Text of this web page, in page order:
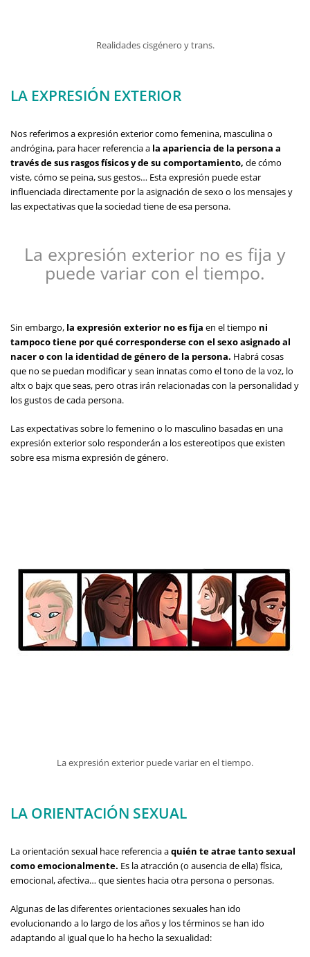
Realidades cisgénero y trans.
LA EXPRESIÓN EXTERIOR
Nos referimos a expresión exterior como femenina, masculina o
andrógina, para hacer referencia a la apariencia de la persona a
través de sus rasgos físicos y de su comportamiento, de cómo
viste, cómo se peina, sus gestos… Esta expresión puede estar
influenciada directamente por la asignación de sexo o los mensajes y
las expectativas que la sociedad tiene de esa persona.
La expresión exterior no es fija y
puede variar con el tiempo.
Sin embargo, la expresión exterior no es fija en el tiempo ni
tampoco tiene por qué corresponderse con el sexo asignado al
nacer o con la identidad de género de la persona. Habrá cosas
que no se puedan modificar y sean innatas como el tono de la voz, lo
altx o bajx que seas, pero otras irán relacionadas con la personalidad y
los gustos de cada persona.
Las expectativas sobre lo femenino o lo masculino basadas en una
expresión exterior solo responderán a los estereotipos que existen
sobre esa misma expresión de género.
La expresión exterior puede variar en el tiempo.
LA ORIENTACIÓN SEXUAL
La orientación sexual hace referencia aquién te atrae tanto sexual
como emocionalmente. Es la atracción (o ausencia de ella) física,
emocional, afectiva… que sientes hacia otra persona o personas.
Algunas de las diferentes orientaciones sexuales han ido
evolucionando a lo largo de los años y los términos se han ido
adaptando al igual que lo ha hecho la sexualidad: